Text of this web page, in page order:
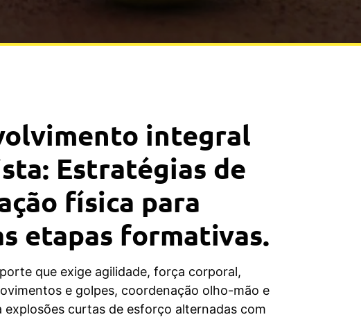
integral
Estratégias de
física para
etapas formativas.
que exige agilidade, força corporal,
e golpes, coordenação olho-mão e
explosões curtas de esforço alternadas com